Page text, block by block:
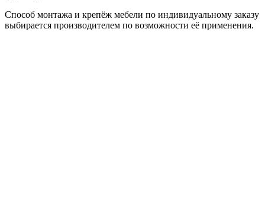
Способ монтажа и крепёж мебели по индивидуальному заказу
выбирается производителем по возможности её применения.